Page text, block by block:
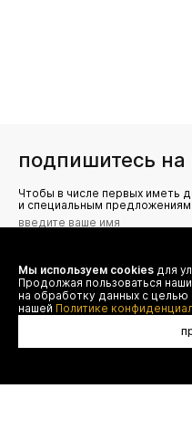
подпишитесь на
Чтобы в числе первых иметь
и специальным
Я даю согласие на сбор,
персональных данных
рекламных и
Юнайтед', а также
Политикой
Мы используем cookies для
Продолжая пользоваться
на обработку данных с
нашей Политике